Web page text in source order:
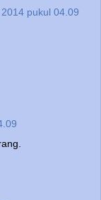
pukul 04.09